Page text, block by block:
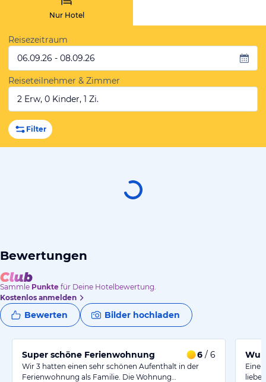
Nur Hotel
Reisezeitraum
06.09.26 - 08.09.26
Reiseteilnehmer & Zimmer
2 Erw, 0 Kinder, 1 Zi.
Filter
Bewertungen
Sammle Punkte für Deine Hotelbewertung.
Kostenlos anmelden
Bewerten Bilder hochladen
Super schöne Ferienwohnung 6 / 6
Wir 3 hatten einen sehr schönen Aufenthalt in der
Ferienwohnung als Familie. Die Wohnung…
Eine